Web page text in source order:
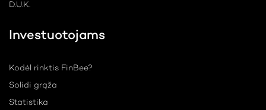
D.U.K.
Investuotojams
Kodėl rinktis FinBee?
Solidi grąža
Statistika